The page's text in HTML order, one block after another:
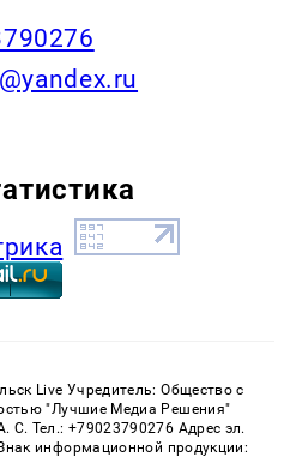
Live Учредитель: Общество с
"Лучшие Медиа Решения"
С. Тел.: +79023790276 Адрес эл.
информационной продукции: